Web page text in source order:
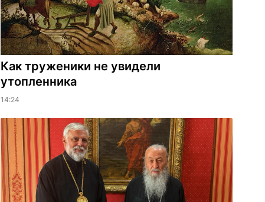
Как труженики не увидели
утопленника
14:24